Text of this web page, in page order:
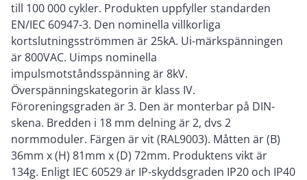
till 100 000 cykler. Produkten uppfyller standarden
EN/IEC 60947-3. Den nominella villkorliga
kortslutningsströmmen är 25kA. Ui-märkspänningen
är 800VAC. Uimps nominella
impulsmotståndsspänning är 8kV.
Överspänningskategorin är klass IV.
Föroreningsgraden är 3. Den är monterbar på DIN-
skena. Bredden i 18 mm delning är 2, dvs 2
normmoduler. Färgen är vit (RAL9003). Måtten är (B)
36mm x (H) 81mm x (D) 72mm. Produktens vikt är
134g. Enligt IEC 60529 är IP-skyddsgraden IP20 och IP40